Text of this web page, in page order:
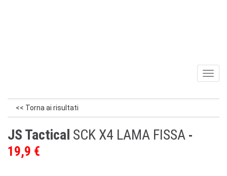
<< Torna ai risultati
JS Tactical SCK X4 LAMA FISSA
19,9 €